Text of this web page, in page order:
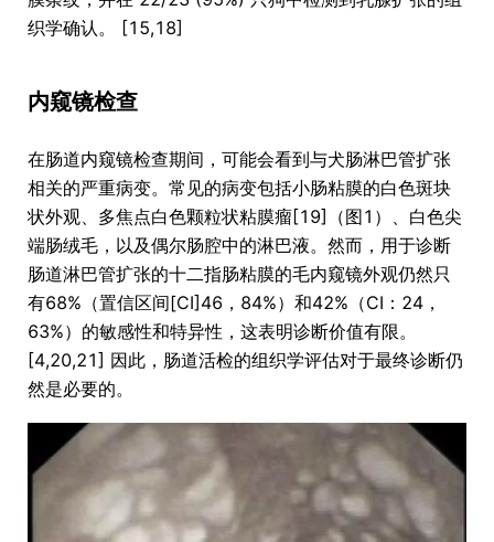
织学确认。 [15,18]
内窥镜检查
在肠道内窥镜检查期间，可能会看到与犬肠淋巴管扩张
相关的严重病变。常见的病变包括小肠粘膜的白色斑块
状外观、多焦点白色颗粒状粘膜瘤[19]（图1）、白色尖
端肠绒毛，以及偶尔肠腔中的淋巴液。然而，用于诊断
肠道淋巴管扩张的十二指肠粘膜的毛内窥镜外观仍然只
有68%（置信区间[CI]46，84%）和42%（CI：24，
63%）的敏感性和特异性，这表明诊断价值有限。
[4,20,21] 因此，肠道活检的组织学评估对于最终诊断仍
然是必要的。